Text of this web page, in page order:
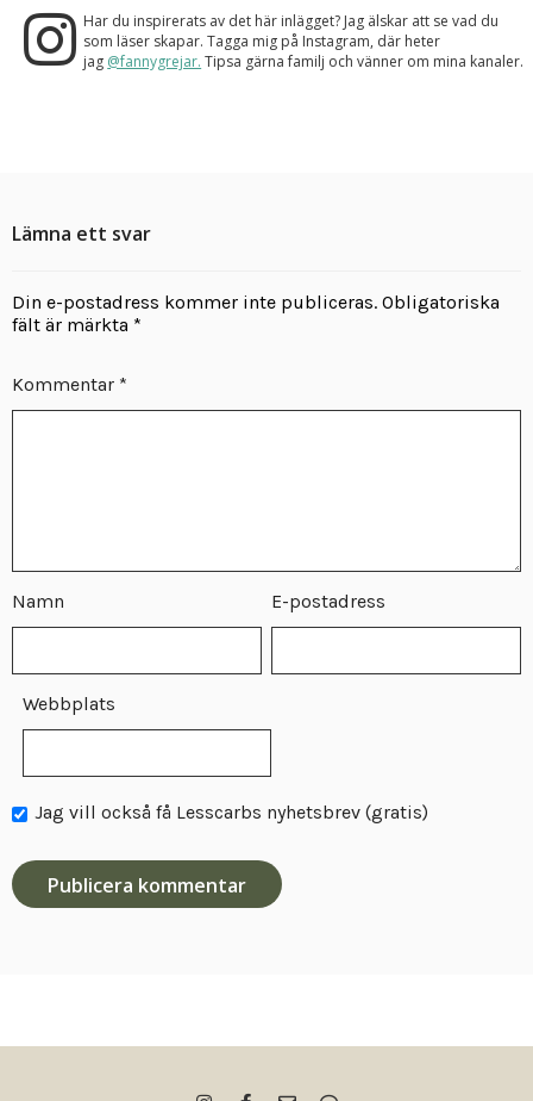
Har du inspirerats av det här inlägget? Jag älskar att se vad du
som läser skapar. Tagga mig på Instagram, där heter
jag @fannygrejar. Tipsa gärna familj och vänner om mina kanaler.
Lämna ett svar
Din e-postadress kommer inte publiceras. Obligatoriska
fält är märkta *
Kommentar *
Namn E-postadress
Webbplats
Jag vill också få Lesscarbs nyhetsbrev (gratis)